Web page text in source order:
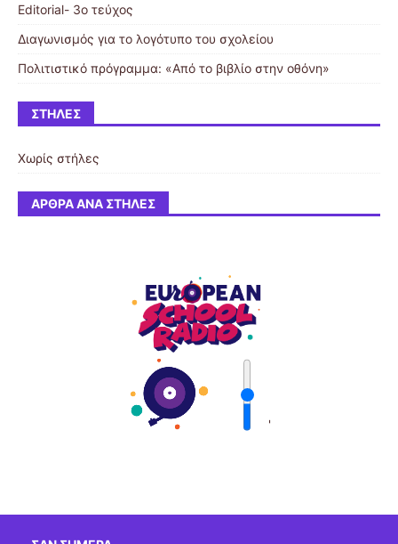
Editorial- 3ο τεύχος
Διαγωνισμός για το λογότυπο του σχολείου
Πολιτιστικό πρόγραμμα: «Από το βιβλίο στην οθόνη»
ΣΤΉΛΕΣ
Χωρίς στήλες
ΆΡΘΡΑ ΑΝΆ ΣΤΉΛΕΣ
'